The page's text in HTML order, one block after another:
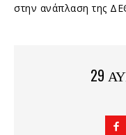
στην ανάπλαση της
29